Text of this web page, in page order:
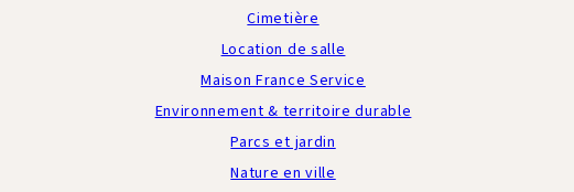
Cimetière
Location de salle
Maison France Service
Environnement & territoire durable
Parcs et jardin
Nature en ville